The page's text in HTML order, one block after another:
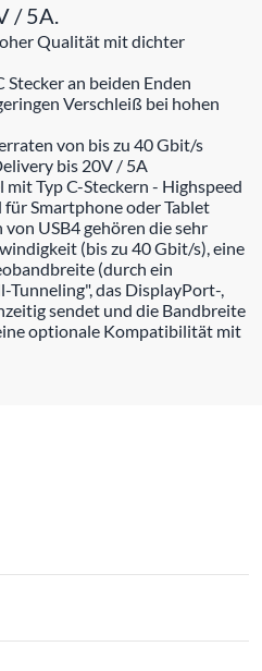
/ 5A.
Qualität mit dichter
an beiden Enden
Verschleiß bei hohen
von bis zu 40 Gbit/s
bis 20V / 5A
mit Typ C-Steckern - Highspeed
Smartphone oder Tablet
USB4 gehören die sehr
(bis zu 40 Gbit/s), eine
(durch ein
das DisplayPort-,
sendet und die Bandbreite
optionale Kompatibilität mit